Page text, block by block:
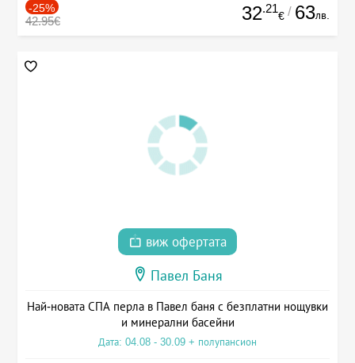
-25%
42.95€ 32.21
€ / 63лв.
виж офертата
Павел Баня
Най-новата СПА перла в Павел баня с безплатни нощувки
и минерални басейни
Дата: 04.08 - 30.09 + полупансион